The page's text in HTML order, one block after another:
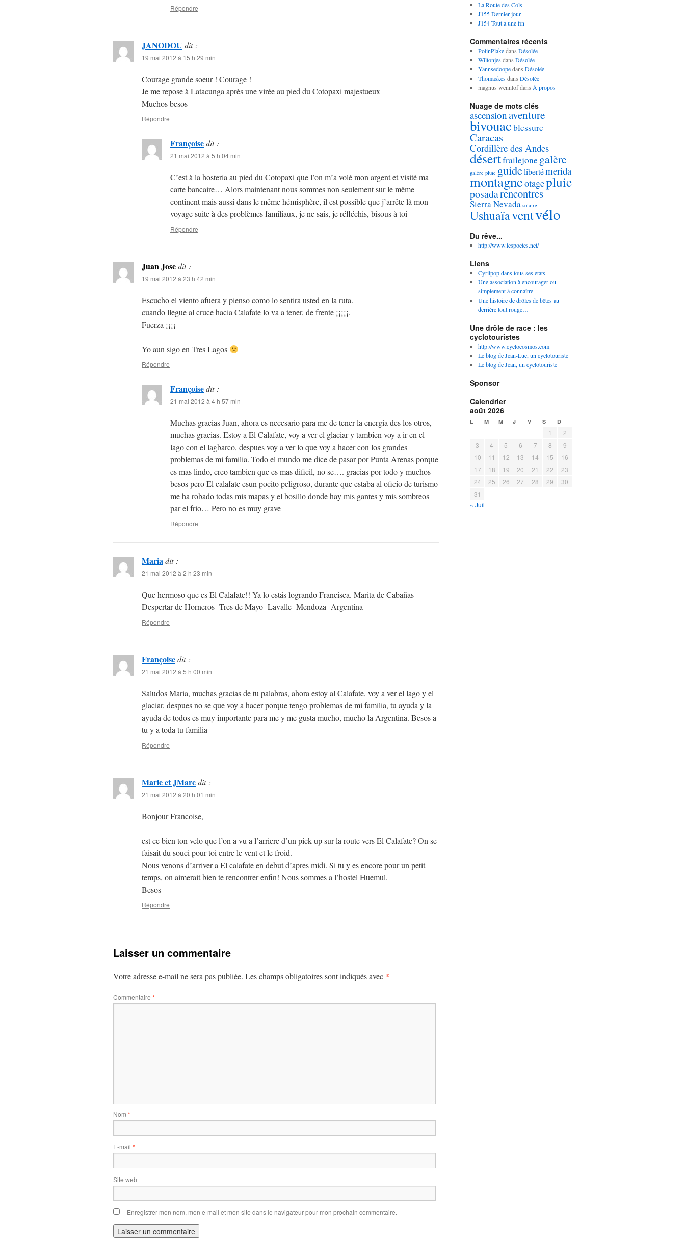
Répondre
JANODOUdit :
19 mai 2012 à 15 h 29 min
Courage grande soeur ! Courage !
Je me repose à Latacunga après une virée au pied du Cotopaxi majestueux
Muchos besos
Répondre
Françoisedit :
21 mai 2012 à 5 h 04 min
C’est à la hosteria au pied du Cotopaxi que l’on m’a volé mon argent et visité ma
carte bancaire… Alors maintenant nous sommes non seulement sur le même
continent mais aussi dans le même hémisphère, il est possible que j’arrête là mon
voyage suite à des problèmes familiaux, je ne sais, je réfléchis, bisous à toi
Répondre
Juan Josedit :
19 mai 2012 à 23 h 42 min
Escucho el viento afuera y pienso como lo sentira usted en la ruta.
cuando llegue al cruce hacia Calafate lo va a tener, de frente ¡¡¡¡¡.
Fuerza ¡¡¡¡
Yo aun sigo en Tres Lagos
Répondre
Françoisedit :
21 mai 2012 à 4 h 57 min
Muchas gracias Juan, ahora es necesario para me de tener la energia des los otros,
muchas gracias. Estoy a El Calafate, voy a ver el glaciar y tambien voy a ir en el
lago con el lagbarco, despues voy a ver lo que voy a hacer con los grandes
problemas de mi familia. Todo el mundo me dice de pasar por Punta Arenas porque
es mas lindo, creo tambien que es mas dificil, no se…. gracias por todo y muchos
besos pero El calafate esun pocito peligroso, durante que estaba al oficio de turismo
me ha robado todas mis mapas y el bosillo donde hay mis gantes y mis sombreos
par el frio… Pero no es muy grave
Répondre
Mariadit :
21 mai 2012 à 2 h 23 min
Que hermoso que es El Calafate!! Ya lo estás logrando Francisca. Marita de Cabañas
Despertar de Horneros- Tres de Mayo- Lavalle- Mendoza- Argentina
Répondre
Françoisedit :
21 mai 2012 à 5 h 00 min
Saludos Maria, muchas gracias de tu palabras, ahora estoy al Calafate, voy a ver el lago y el
glaciar, despues no se que voy a hacer porque tengo problemas de mi familia, tu ayuda y la
ayuda de todos es muy importante para me y me gusta mucho, mucho la Argentina. Besos a
tu y a toda tu familia
Répondre
Marie et JMarcdit :
21 mai 2012 à 20 h 01 min
Bonjour Francoise,
est ce bien ton velo que l’on a vu a l’arriere d’un pick up sur la route vers El Calafate? On se
faisait du souci pour toi entre le vent et le froid.
Nous venons d’arriver a El calafate en debut d’apres midi. Si tu y es encore pour un petit
temps, on aimerait bien te rencontrer enfin! Nous sommes a l’hostel Huemul.
Besos
Répondre
Laisser un commentaire
Votre adresse e-mail ne sera pas publiée. Les champs obligatoires sont indiqués avec *
Commentaire *
Nom *
E-mail *
Site web
Enregistrer mon nom, mon e-mail et mon site dans le navigateur pour mon prochain commentaire.
La Route des Cols
J155 Dernier jour
J154 Tout a une fin
Commentaires récents
PolinPlakedans Désolée
Wiltonjesdans Désolée
Yannsedoopedans Désolée
Thomaskesdans Désolée
magnus wennlofdans À propos
Nuage de mots clés
ascensionaventure
bivouacblessure
Caracas
Cordillère des Andes
désertfrailejonegalère
galère pluie guidelibertémerida
montagneotagepluie
posadarencontres
Sierra Nevada solaire
Ushuaïaventvélo
Du rêve...
http://www.lespoetes.net/
Liens
Cyrilpop dans tous ses etats
Une association à encourager ou
simplement à connaître
Une histoire de drôles de bêtes au
derrière tout rouge…
Une drôle de race : les
cyclotouristes
http://www.cyclocosmos.com
Le blog de Jean-Luc, un cyclotouriste
Le blog de Jean, un cyclotouriste
Sponsor
Calendrier
août 2026
L M M J V S D
1
2
3
4 5 6 7 8
9
10
11 12 13 14 15
16
17
18 19 20 21 22
23
24
25 26 27 28 29
30
31
« Juil